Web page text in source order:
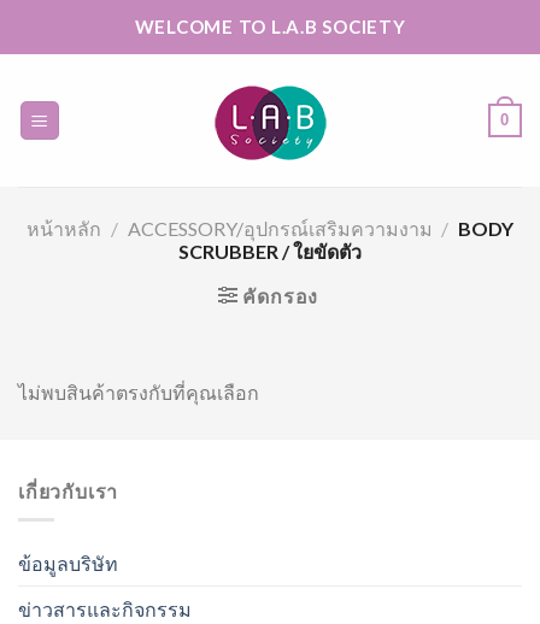
WELCOME TO L.A.B SOCIETY
0
หน้าหลัก / ACCESSORY/อุปกรณ์เสริมความงาม / BODY
SCRUBBER / ใยขัดตัว
คัดกรอง
ไม่พบสินค้าตรงกับที่คุณเลือก
เกี่ยวกับเรา
ข้อมูลบริษัท
ข่าวสารและกิจกรรม